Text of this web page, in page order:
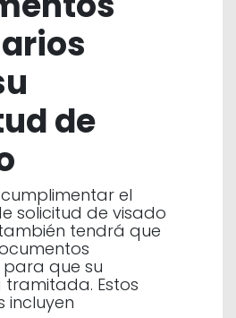
de
el
solicitud de visado
tendrá que
que su
tramitada. Estos
incluyen